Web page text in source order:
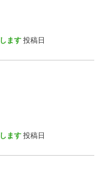
ます 投稿日
ます 投稿日